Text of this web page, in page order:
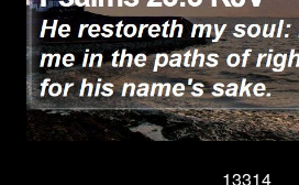
13314